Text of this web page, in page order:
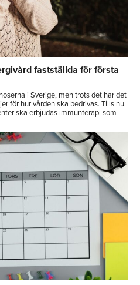
fastställda för första
i Sverige, men trots det har det
för hur vården ska bedrivas. Tills nu.
ska erbjudas immunterapi som